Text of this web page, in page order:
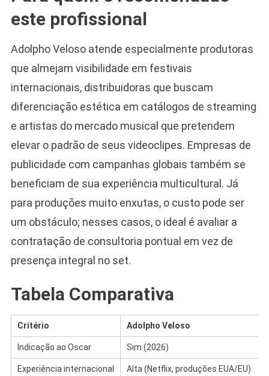
este profissional
Adolpho Veloso atende especialmente produtoras
que almejam visibilidade em festivais
internacionais, distribuidoras que buscam
diferenciação estética em catálogos de streaming
e artistas do mercado musical que pretendem
elevar o padrão de seus videoclipes. Empresas de
publicidade com campanhas globais também se
beneficiam de sua experiência multicultural. Já
para produções muito enxutas, o custo pode ser
um obstáculo; nesses casos, o ideal é avaliar a
contratação de consultoria pontual em vez de
presença integral no set.
Tabela Comparativa
Cri­té­rio Adolpho Veloso
Indicação ao Oscar Sim (2026)
Experiência internacional Alta (Netflix, produções EUA/EU)